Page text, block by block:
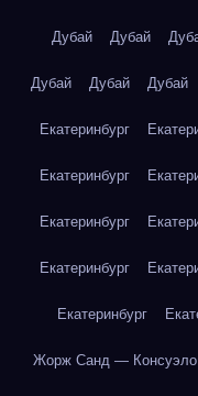
Дубай Дубай
Дубай Дубай Дубай
Екатеринбург
Екатеринбург
Екатеринбург
Екатеринбург
Екатеринбург
Жорж Санд — Консуэло